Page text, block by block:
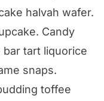
halvah wafer.
Candy
bar tart liquorice
snaps.
toffee